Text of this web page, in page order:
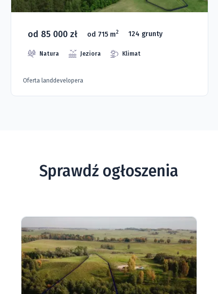
od 85 000 zł od 715 m2 124 grunty
Natura Jeziora Klimat
Oferta landdevelopera
Sprawdź ogłoszenia